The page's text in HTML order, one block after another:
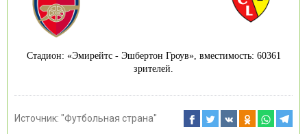
Стадион: «Эмирейтс - Эшбертон Гроув», вместимость: 60361
зрителей.
Источник: "Футбольная страна"